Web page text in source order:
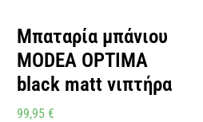
Μπαταρία μπάνιου
MODEA OPTIMA
black matt νιπτήρα
99,95 €